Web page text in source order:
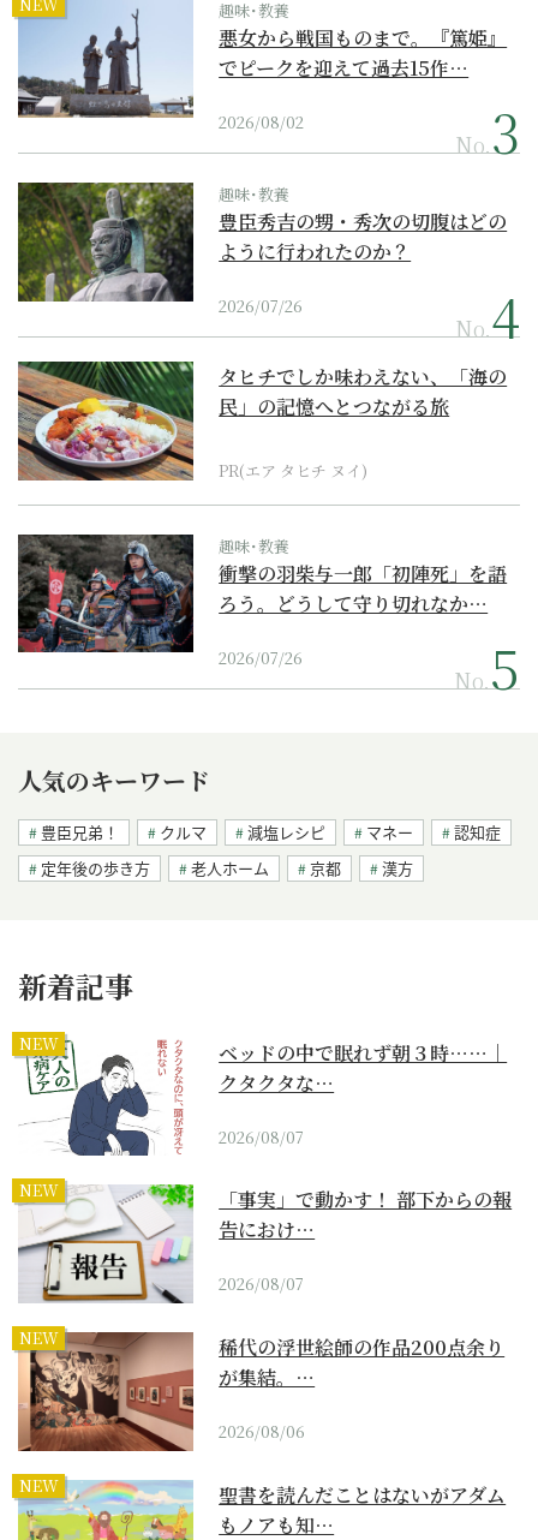
NEW 趣味･教養
悪女から戦国ものまで。『篤姫』
でピークを迎えて過去15作…
2026/08/02
No.
趣味･教養
豊臣秀吉の甥・秀次の切腹はどの
ように行われたのか？
2026/07/26
No.
タヒチでしか味わえない、「海の
民」の記憶へとつながる旅
PR(エア タヒチ ヌイ)
趣味･教養
衝撃の羽柴与一郎「初陣死」を語
ろう。どうして守り切れなか…
2026/07/26
No.
人気のキーワード
豊臣兄弟！ クルマ 減塩レシピ マネー
認知症
定年後の歩き方
老人ホーム 京都 漢方
新着記事
NEW
ベッドの中で眠れず朝３時……｜
クタクタな…
2026/08/07
NEW
「事実」で動かす！ 部下からの報
告におけ…
2026/08/07
NEW
稀代の浮世絵師の作品200点余り
が集結。…
2026/08/06
NEW
聖書を読んだことはないがアダム
もノアも知…